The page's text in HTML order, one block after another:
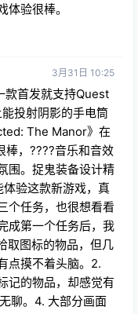
验很棒。
3月31日 10:25
款首发就支持Quest
投射阴影的手电筒
The Manor》在
棒，????音乐和音效
围。捉鬼装备设计精
验这款新游戏，真
个任务，也很想看看
成第一个任务后，我
取图标的物品，但几
点摸不着头脑。2.
记的物品，却感觉有
聊。4. 大部分画面